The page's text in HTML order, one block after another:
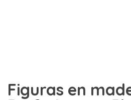
Figuras en